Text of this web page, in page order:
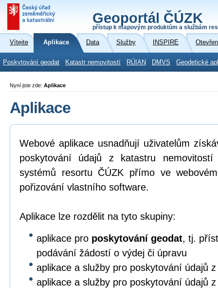
Geoportál ČÚZK
přístup k mapovým produktům a službám
Vítejte Aplikace Data Služby INSPIRE
Poskytování geodat Katastr nemovitostí RÚIAN DMVS Geodetické
Nyní jste zde: Aplikace
Aplikace
Webové aplikace usnadňují uživatelům
poskytování údajů z katastru
systémů resortu ČÚZK přímo ve
pořizování vlastního software.
Aplikace lze rozdělit na tyto skupiny:
aplikace pro poskytování geodat, tj.
podávání žádostí o výdej či úpravu
aplikace a služby pro poskytování údajů
aplikace a služby pro poskytování údajů